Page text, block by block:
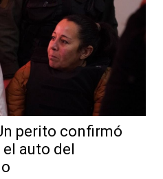
perito confirmó
auto del